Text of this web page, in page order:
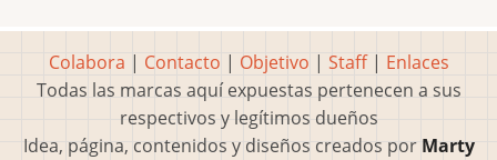
Colabora | Contacto | Objetivo | Staff| Enlaces
Todas las marcas aquí expuestas pertenecen a sus
respectivos y legítimos dueños
Idea, página, contenidos y diseños creados por Marty